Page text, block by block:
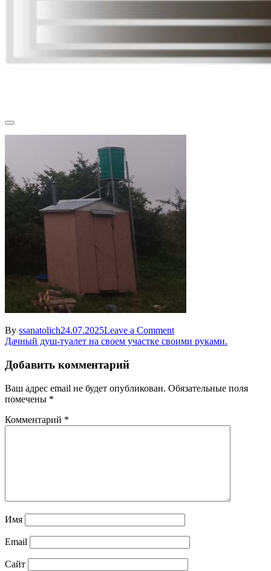
By ssanatolich24.07.2025Leave a Commenton
Навигация
по
записям
Дачный душ-туалет на своем участке своими руками.
Добавить комментарий
Ваш адрес email не будет опубликован. Обязательные поля
помечены *
Комментарий *
Имя
Email
Сайт